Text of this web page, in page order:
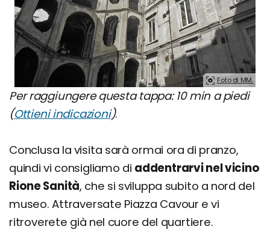
Foto di MM.
Per raggiungere questa tappa: 10 min a piedi
(Ottieni indicazioni).
Conclusa la visita sarà ormai ora di pranzo,
quindi vi consigliamo di addentrarvi nel vicino
Rione Sanità, che si sviluppa subito a nord del
museo. Attraversate Piazza Cavour e vi
ritroverete già nel cuore del quartiere.